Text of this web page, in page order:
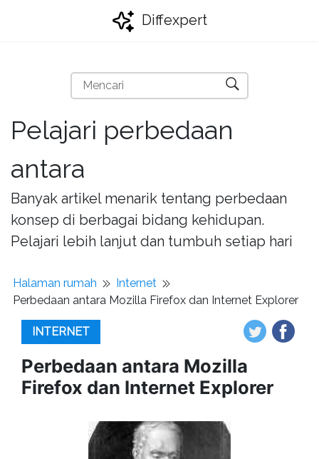
Diffexpert
Pelajari perbedaan
antara
Banyak artikel menarik tentang perbedaan
konsep di berbagai bidang kehidupan.
Pelajari lebih lanjut dan tumbuh setiap hari
Halaman rumah
Internet
Perbedaan antara Mozilla Firefox dan Internet Explorer
INTERNET
Perbedaan antara Mozilla
Firefox dan Internet Explorer